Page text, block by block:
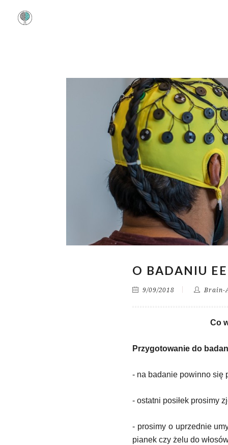
O BADANIU
9/09/2018 Brain-
Co
Przygotowanie do
- na badanie powinno się
- ostatni posiłek prosimy
- prosimy o uprzednie
pianek czy żelu do